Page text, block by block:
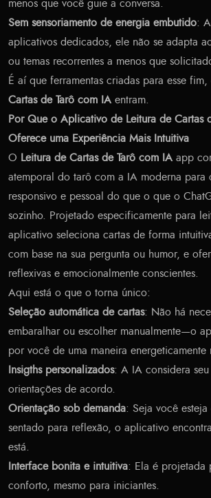
menos que você guie a conversa.
Sem sensoriamento de energia embutido:
aplicativos dedicados, ele não se adapta
ou temas recorrentes a menos que
É aí que ferramentas criadas para esse fim,
Cartas de Tarô com IA entram.
Por Que o Aplicativo de Leitura de Cartas
Oferece uma Experiência Mais Intuitiva
O Leitura de Cartas de Tarô com IA app
atemporal do tarô com a IA moderna para
responsivo e pessoal do que o que o
sozinho. Projetado especificamente para
aplicativo seleciona cartas de forma
com base na sua pergunta ou humor, e
reflexivas e emocionalmente conscientes.
Aqui está o que o torna único:
Seleção automática de cartas: Não há
embaralhar ou escolher manualmente—o
por você de uma maneira energeticamente
Insigths personalizados: A IA considera seu
orientações de acordo.
Orientação sob demanda: Seja você
sentado para reflexão, o aplicativo
está.
Interface bonita e intuitiva: Ela é projetada
conforto, mesmo para iniciantes.